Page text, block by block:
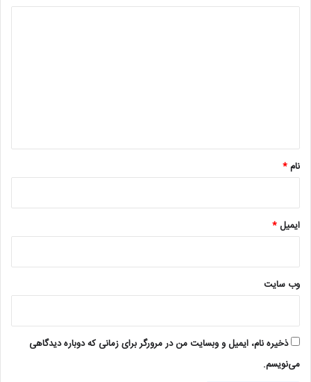
نام*
ایمیل*
وب‌ سایت
ذخیره نام، ایمیل و وبسایت من در مرورگر برای زمانی که دوباره دیدگاهی
می‌نویسم.